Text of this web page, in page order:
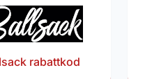
rabattkod